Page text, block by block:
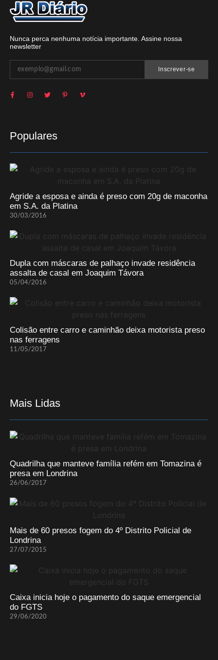
Nunca perca nenhuma notícia importante. Assine nossa
newsletter
Inscrever-se
Populares
Agride a esposa e ainda é preso com 20g de maconha
em S.A. da Platina
30/03/2016
Dupla com máscaras de palhaço invade residência
assalta de casal em Joaquim Távora
05/04/2016
Colisão entre carro e caminhão deixa motorista preso
nas ferragens
11/05/2017
Mais Lidas
Quadrilha que manteve família refém em Tomazina é
presa em Londrina
26/06/2017
Mais de 60 presos fogem do 4º Distrito Policial de
Londrina
27/07/2015
Caixa inicia hoje o pagamento do saque emergencial
do FGTS
29/06/2020